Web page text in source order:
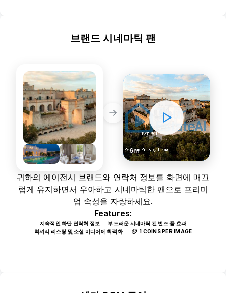
브랜드 시네마틱 팬
6m
귀하의 에이전시 브랜드와 연락처 정보를 화면에 매끄
럽게 유지하면서 우아하고 시네마틱한 팬으로 프리미
엄 속성을 자랑하세요.
Features:
지속적인 하단 연락처 정보
부드러운 시네마틱 켄 번즈 줌 효과
럭셔리 리스팅 및 소셜 미디어에 최적화
🪙 1 COINS PER IMAGE